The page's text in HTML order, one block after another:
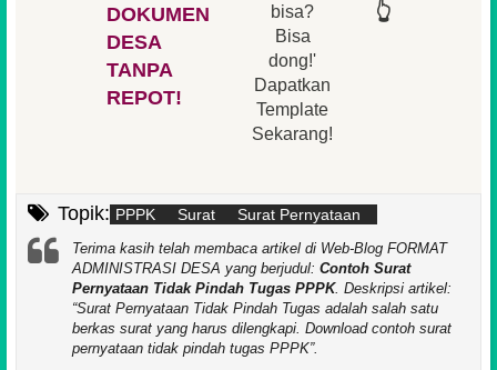
DOKUMEN
DESA
TANPA
REPOT!
bisa?
Bisa
dong!'
Dapatkan
Template
Sekarang!
👆
Topik: PPPK Surat Surat Pernyataan
Terima kasih telah membaca artikel di Web-Blog FORMAT
ADMINISTRASI DESA yang berjudul: Contoh Surat
Pernyataan Tidak Pindah Tugas PPPK. Deskripsi artikel:
Surat Pernyataan Tidak Pindah Tugas adalah salah satu
berkas surat yang harus dilengkapi. Download contoh surat
pernyataan tidak pindah tugas PPPK .